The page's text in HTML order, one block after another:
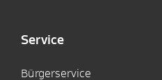
Service
Bürgerservice